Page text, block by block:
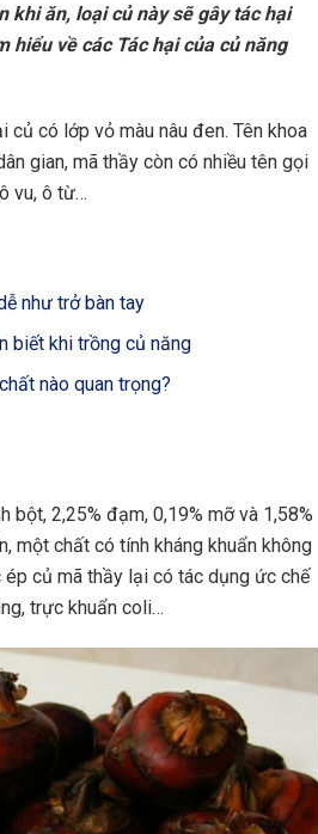
khi ăn, loại củ này sẽ gây tác hại
hiểu về các Tác hại của củ năng
có lớp vỏ màu nâu đen. Tên khoa
gian, mã thầy còn có nhiều tên gọi
vu, ô từ…
như trở bàn tay
biết khi trồng củ năng
nào quan trọng?
bột, 2,25% đạm, 0,19% mỡ và 1,58%
một chất có tính kháng khuẩn không
củ mã thầy lại có tác dụng ức chế
trực khuẩn coli…